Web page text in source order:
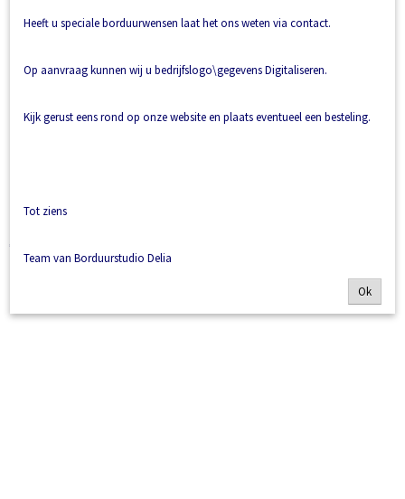
€ 0,00
Heeft u speciale borduurwensen laat het ons weten via contact.
Op aanvraag kunnen wij u bedrijfslogo\gegevens Digitaliseren.
Kijk gerust eens rond op onze website en plaats eventueel een besteling.
Tot ziens
Team van Borduurstudio Delia
Ok